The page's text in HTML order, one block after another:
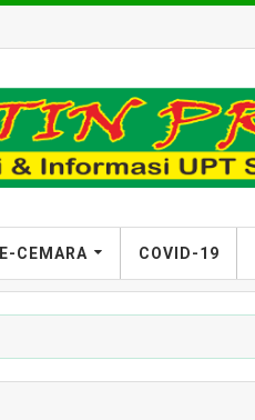
E-CEMARA COVID-19